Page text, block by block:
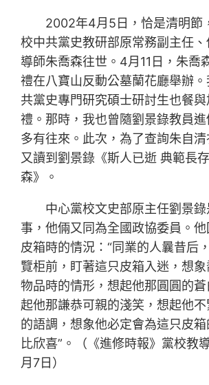
2002年4月5日，恰是清明節
校中共黨史教研部原常務副主任
導師朱喬森往世。4月11日，朱喬
禮在八寶山反動公墓蘭花廳舉辦
共黨史專門研究碩士研討生也餐
禮。那時，我也曾隨劉景錄教員進
多有往來。此次，為了查詢朱自
又讀到劉景錄《斯人已逝 典範長
森》。
中心黨校文史部原主任劉景
事，他倆又同為全國政協委員。
皮箱時的情況：“同業的人曩昔后
覽柜前，盯著這只皮箱入迷，想
物品時的情形，想起他那圓圓的
起他那謙恭可親的淺笑，想起他
的語調，想象他必定會為這只皮
比欣喜”。（《進修時報》黨校教
月7日）